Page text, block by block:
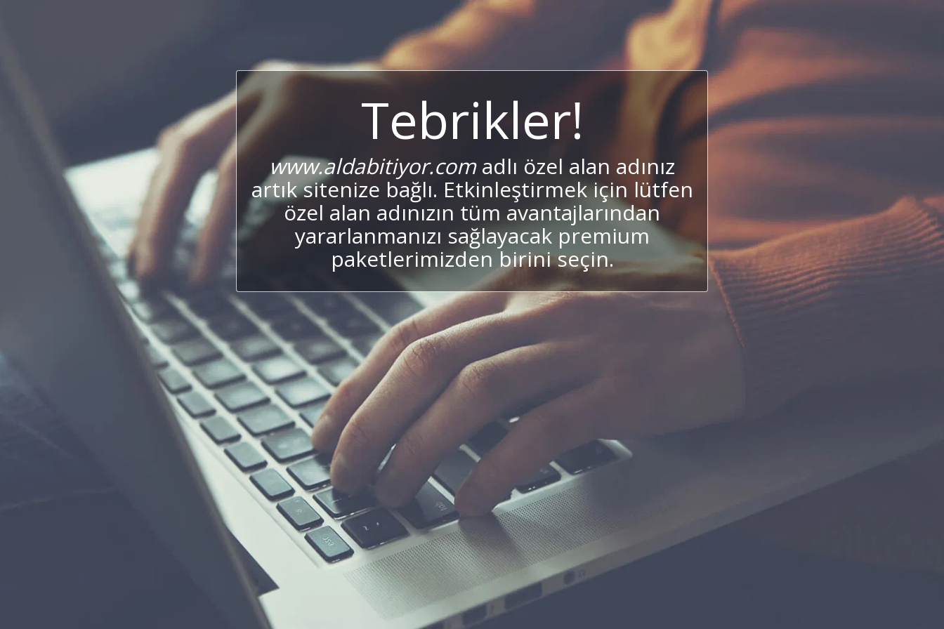
Tebrikler!
www.aldabitiyor.comadlı özel alan adınız
artık sitenize bağlı. Etkinleştirmek için lütfen
özel alan adınızın tüm avantajlarından
yararlanmanızı sağlayacak premium
paketlerimizden birini seçin.